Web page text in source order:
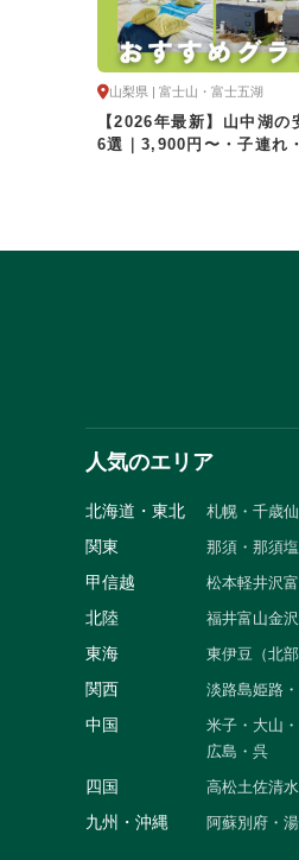
山梨県 | 富士山・富士五湖
【2026年最新】山中湖
6選｜3,900円〜・子連れ
人気のエリア
北海道・東北 札幌・千歳
関東 那須・那須
甲信越 松本軽井沢
北陸 福井富山金
東海 東伊豆（北
関西 淡路島姫路
中国 米子・大山
広島・呉
四国 高松土佐清水
九州・沖縄 阿蘇別府・